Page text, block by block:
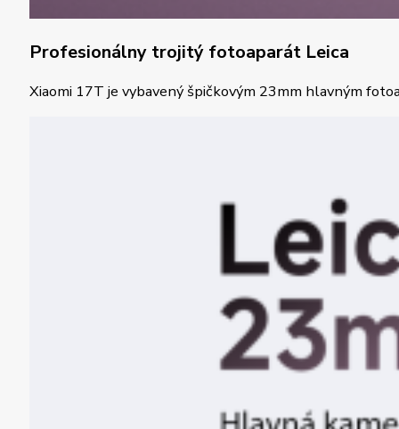
Profesionálny trojitý fotoaparát Leica
Xiaomi 17T je vybavený špičkovým 23mm hlavným